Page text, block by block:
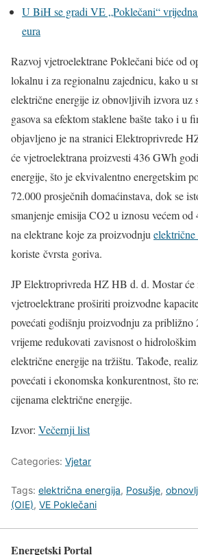
U BiH se gradi VE „Poklečani“
eura
Razvoj vjetroelektrane Poklečani biće od
lokalnu i za regionalnu zajednicu, kako u
električne energije iz obnovljivih izvora uz
gasova sa efektom staklene bašte tako i u
objavljeno je na stranici Elektroprivrede
će vjetroelektrana proizvesti 436 GWh
energije, što je ekvivalentno energetskim
72.000 prosječnih domaćinstava, dok se
smanjenje emisija CO2 u iznosu većem od
na elektrane koje za proizvodnju električne
koriste čvrsta goriva.
JP Elektroprivreda HZ HB d. d. Mostar će
vjetroelektrane proširiti proizvodne
povećati godišnju proizvodnju za približno
vrijeme redukovati zavisnost o
električne energije na tržištu. Takođe,
povećati i ekonomska konkurentnost, što
cijenama električne energije.
Izvor: Večernji list
Categories: Vjetar
Tags: električna energija, Posušje,
(OIE), VE Poklečani
Energetski Portal